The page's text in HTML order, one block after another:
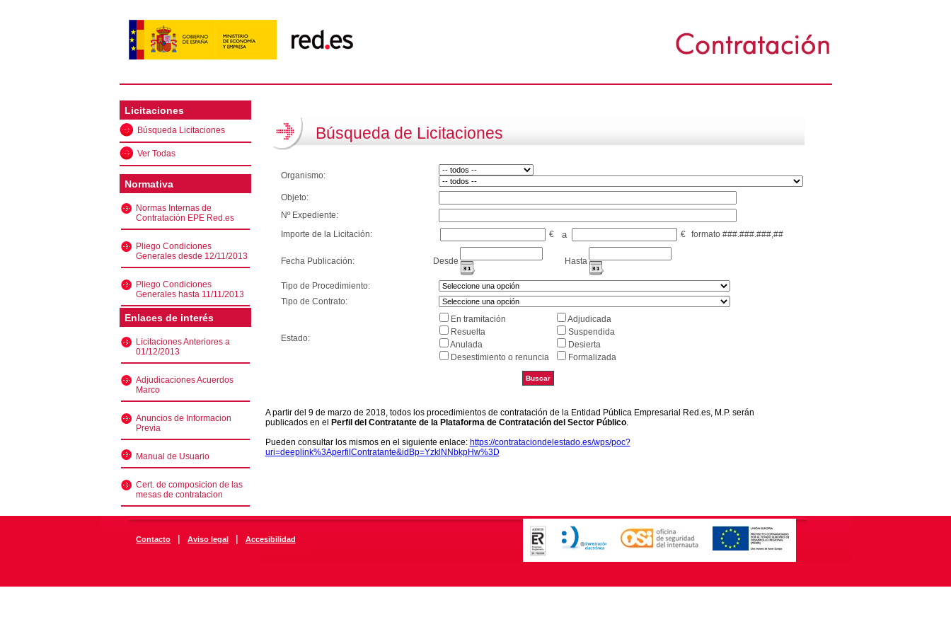
Licitaciones
Búsqueda Licitaciones
Ver Todas
Normativa
Normas Internas de
Contratación EPE Red.es
Pliego Condiciones
Generales desde 12/11/2013
Pliego Condiciones
Generales hasta 11/11/2013
Enlaces de interés
Licitaciones Anteriores a
01/12/2013
Adjudicaciones Acuerdos
Marco
Anuncios de Informacion
Previa
Manual de Usuario
Cert. de composicion de las
mesas de contratacion
Búsqueda de Licitaciones
Organismo:
Objeto:
Nº Expediente:
Importe de la Licitación:
€ a € formato ###.###.###,##
Fecha Publicación: Desde Hasta
Tipo de Procedimiento:
Tipo de Contrato:
Estado:
En tramitación
Adjudicada
Resuelta
Suspendida
Anulada
Desierta
Desestimiento o renuncia
Formalizada
A partir del 9 de marzo de 2018, todos los procedimientos de contratación de la Entidad Pública Empresarial Red.es, M.P. serán
publicados en el
Perfil del Contratante de la Plataforma de Contratación del Sector Público.
Pueden consultar los mismos en el siguiente enlace: https://contrataciondelestado.es/wps/poc?
uri=deeplink%3AperfilContratante&idBp=YzklNNbkpHw%3D
Contacto | Aviso legal | Accesibilidad